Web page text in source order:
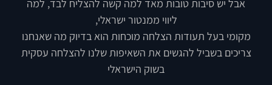
אבל יש סיבות טובות מאד למה קשה להצליח לבד, למה
ליווי ממנטור ישראלי,
מקומי בעל תעודות הצלחה מוכחות הוא בדיוק מה שאנחנו
צריכים בשביל להגשים את השאיפות שלנו להצלחה עסקית
בשוק הישראלי